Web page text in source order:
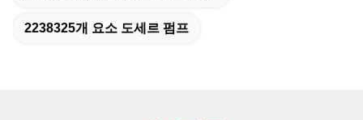
2238325개 요소 도세르 펌프